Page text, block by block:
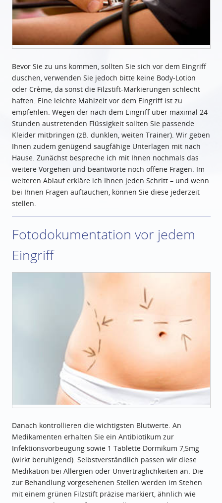
Bevor Sie zu uns kommen, sollten Sie sich vor dem Eingriff
duschen, verwenden Sie jedoch bitte keine Body-Lotion
oder Crème, da sonst die Filzstift-Markierungen schlecht
haften. Eine leichte Mahlzeit vor dem Eingriff ist zu
empfehlen. Wegen der nach dem Eingriff über maximal 24
Stunden austretenden Flüssigkeit sollten Sie passende
Kleider mitbringen (zB. dunklen, weiten Trainer). Wir geben
Ihnen zudem genügend saugfähige Unterlagen mit nach
Hause. Zunächst bespreche ich mit Ihnen nochmals das
weitere Vorgehen und beantworte noch offene Fragen. Im
weiteren Ablauf erkläre ich Ihnen jeden Schritt – und wenn
bei Ihnen Fragen auftauchen, können Sie diese jederzeit
stellen.
Fotodokumentation vor jedem
Eingriff
Danach kontrollieren die wichtigsten Blutwerte. An
Medikamenten erhalten Sie ein Antibiotikum zur
Infektionsvorbeugung sowie 1 Tablette Dormikum 7,5mg
(wirkt beruhigend). Selbstverständlich passen wir diese
Medikation bei Allergien oder Unverträglichkeiten an. Die
zur Behandlung vorgesehenen Stellen werden im Stehen
mit einem grünen Filzstift präzise markiert, ähnlich wie